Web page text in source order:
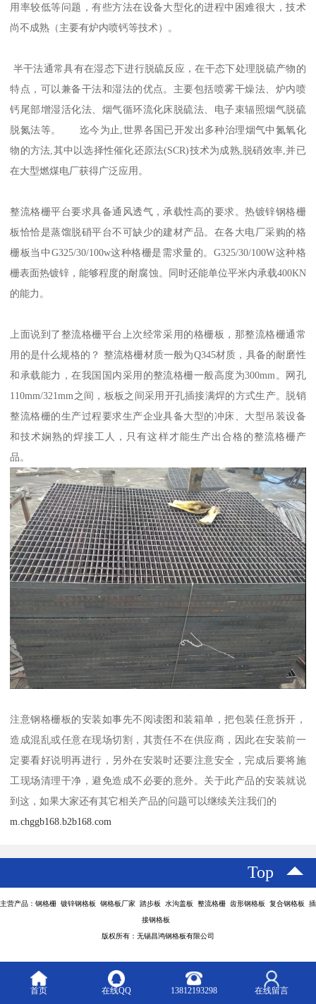
用率较低等问题，有些方法在设备大型化的进程中困难很大，技术
尚不成熟（主要有炉内喷钙等技术）。
半干法通常具有在湿态下进行脱硫反应，在干态下处理脱硫产物的
特点，可以兼备干法和湿法的优点。主要包括喷雾干燥法、炉内喷
钙尾部增湿活化法、烟气循环流化床脱硫法、电子束辐照烟气脱硫
脱氮法等。 迄今为止,世界各国已开发出多种治理烟气中氮氧化
物的方法,其中以选择性催化还原法(SCR)技术为成熟,脱硝效率,并已
在大型燃煤电厂获得广泛应用。
整流格栅平台要求具备通风透气，承载性高的要求。热镀锌钢格栅
板恰恰是蒸馏脱硝平台不可缺少的建材产品。在各大电厂采购的格
栅板当中G325/30/100w这种格栅是需求量的。G325/30/100W这种格
栅表面热镀锌，能够程度的耐腐蚀。同时还能单位平米内承载400KN
的能力。
上面说到了整流格栅平台上次经常采用的格栅板，那整流格栅通常
用的是什么规格的？ 整流格栅材质一般为Q345材质，具备的耐磨性
和承载能力，在我国国内采用的整流格栅一般高度为300mm。网孔
110mm/321mm之间，板板之间采用开孔插接满焊的方式生产。脱销
整流格栅的生产过程要求生产企业具备大型的冲床、大型吊装设备
和技术娴熟的焊接工人，只有这样才能生产出合格的整流格栅产
品。
注意钢格栅板的安装如事先不阅读图和装箱单，把包装任意拆开，
造成混乱或任意在现场切割，其责任不在供应商，因此在安装前一
定要看好说明再进行，另外在安装时还要注意安全，完成后要将施
工现场清理干净，避免造成不必要的意外。关于此产品的安装就说
到这，如果大家还有其它相关产品的问题可以继续关注我们的
m.chggb168.b2b168.com
Top
主营产品：钢格栅 镀锌钢格板 钢格板厂家 踏步板 水沟盖板 整流格栅 齿形钢格板 复合钢格板 插
接钢格板
版权所有：无锡昌鸿钢格板有限公司
首页 在线QQ 13812193298 在线留言